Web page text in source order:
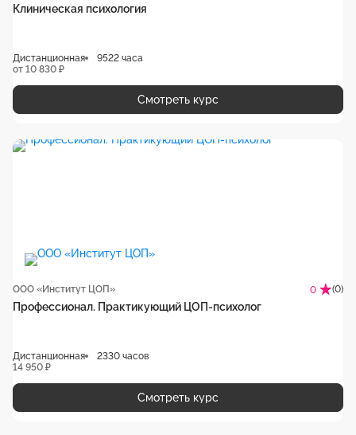
Клиническая психология
Дистанционная
9522 часа
от 10 830 ₽
Смотреть курс
ООО «Институт ЦОП» 0 (0)
Профессионал. Практикующий ЦОП-психолог
Дистанционная
2330 часов
14 950 ₽
Смотреть курс